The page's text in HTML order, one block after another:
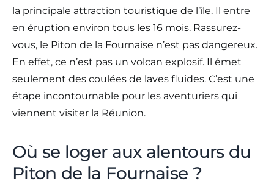
la principale attraction touristique de l’île. Il entre
en éruption environ tous les 16 mois. Rassurez-
vous, le Piton de la Fournaise n’est pas dangereux.
En effet, ce n’est pas un volcan explosif. Il émet
seulement des coulées de laves fluides. C’est une
étape incontournable pour les aventuriers qui
viennent visiter la Réunion.
Où se loger aux alentours du
Piton de la Fournaise ?